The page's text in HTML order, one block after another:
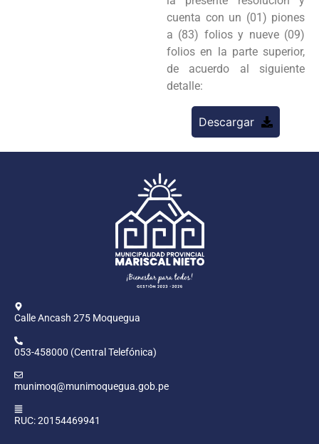
cuenta con un (01) piones
a (83) folios y nueve (09)
folios en la parte superior,
de acuerdo al siguiente
detalle:
Descargar
Calle Ancash 275 Moquegua
053-458000 (Central Telefónica)
munimoq@munimoquegua.gob.pe
RUC: 20154469941